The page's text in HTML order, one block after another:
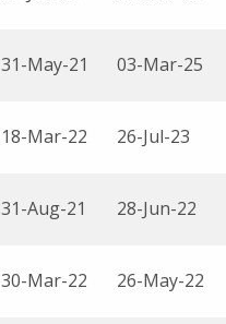
31-May-21 03-Mar-25
18-Mar-22 26-Jul-23
31-Aug-21 28-Jun-22
30-Mar-22 26-May-22